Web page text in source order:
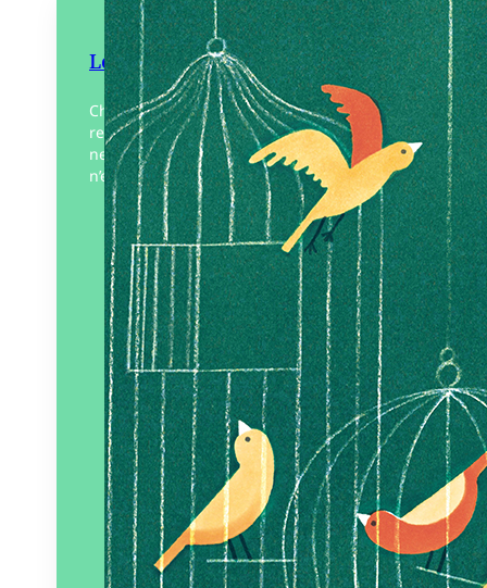
Les Oiseaux de Barbara
Chaque matin, on voit passer Barbara. Le
regard triste, son panier sous le bras. Elle
ne voit rien de la vie de la rue. Elle
n’entend rien non…
Éditeur :La Cabane bleue
Paru le04/09/2025